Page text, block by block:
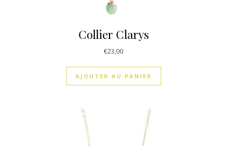
Collier Clarys
€23,00
AJOUTER AU PANIER